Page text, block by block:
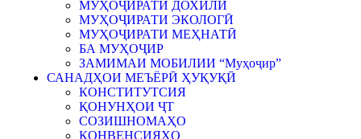
МУҲОҶИРАТИ ДОХИЛӢ
МУҲОҶИРАТИ ЭКОЛОГӢ
МУҲОҶИРАТИ МЕҲНАТӢ
БА МУҲОҶИР
ЗАМИМАИ МОБИЛИИ “Муҳоҷир”
САНАДҲОИ МЕЪЁРӢ ҲУҚУҚӢ
КОНСТИТУТСИЯ
ҚОНУНҲОИ ҶТ
СОЗИШНОМАҲО
КОНВЕНСИЯҲО